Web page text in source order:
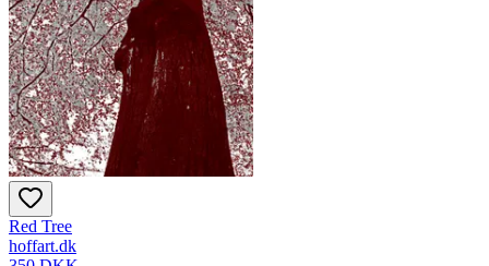
Red Tree
hoffart.dk